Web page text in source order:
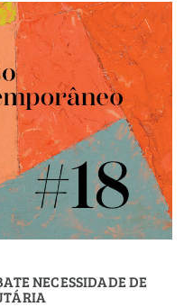
NECESSIDADE DE